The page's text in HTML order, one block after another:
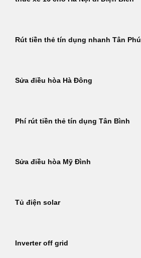
Rút tiền thẻ tín dụng nhanh Tân Phú
Sửa điều hòa Hà Đông
Phí rút tiền thẻ tín dụng Tân Bình
Sửa điều hòa Mỹ Đình
Tủ điện solar
Inverter off grid